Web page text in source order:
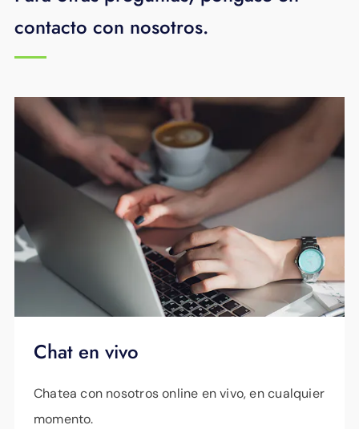
asequibles.
contacto con nosotros.
Chat en vivo
Chatea con nosotros online en vivo, en cualquier
momento.